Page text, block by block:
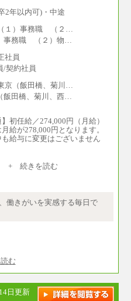
2年以内可)・中途
（１）事務職 （２…
事務職 （２）物…
社員
/契約社員
京（飯田橋、菊川…
飯田橋、菊川、西…
】初任給／274,000円（月給）
給が278,000円となります。
給与に変更はございません
）274,000円（月給）～
務形態に応じて、上記給与の
談をさせていただく事がありま
+ 続きを読む
働きがいを実感する毎日で
む
日更新